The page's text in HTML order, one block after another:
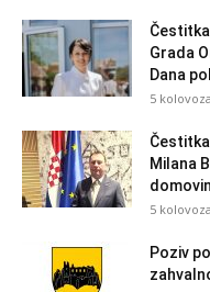
Grada
Dana
5
Milana
5
Poziv